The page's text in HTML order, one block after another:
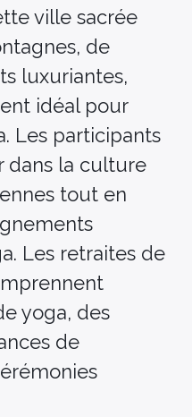
ville sacrée
de
luxuriantes,
idéal pour
Les participants
dans la culture
tout en
Les retraites de
yoga, des
de